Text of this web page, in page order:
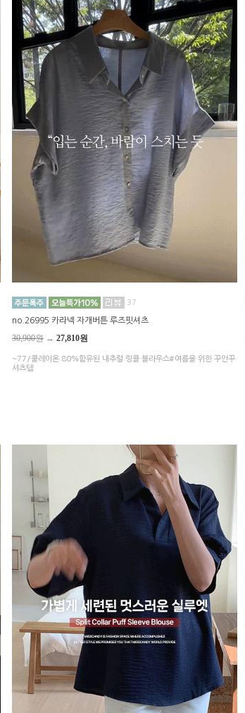
37
no.26995 카라넥 자개버튼 루즈핏셔츠
30,900원 → 27,810원
~77/쿨레이온 80%함유된 내추럴 링클 블라우스#여름을 위한 꾸안꾸
셔츠템